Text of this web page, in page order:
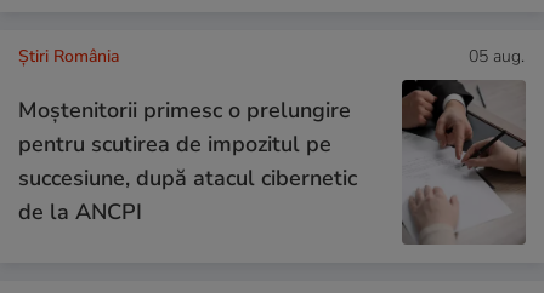
Știri România 05 aug.
Moștenitorii primesc o prelungire
pentru scutirea de impozitul pe
succesiune, după atacul cibernetic
de la ANCPI